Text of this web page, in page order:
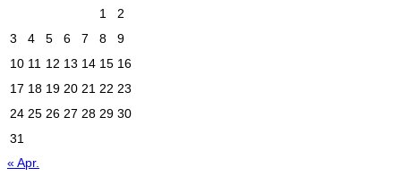
1
2
3
4 5 6 7 8
9
10 11 12 13 14 15 16
17 18 19 20 21 22 23
24 25 26 27 28 29 30
31
« Apr.